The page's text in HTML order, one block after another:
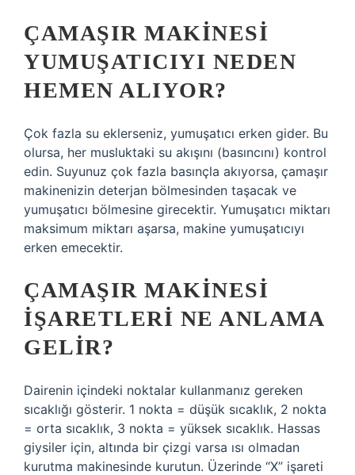
ÇAMAŞIR MAKINESI
YUMUŞATICIYI NEDEN
HEMEN ALIYOR?
Çok fazla su eklerseniz, yumuşatıcı erken gider. Bu
olursa, her musluktaki su akışını (basıncını) kontrol
edin. Suyunuz çok fazla basınçla akıyorsa, çamaşır
makinenizin deterjan bölmesinden taşacak ve
yumuşatıcı bölmesine girecektir. Yumuşatıcı miktarı
maksimum miktarı aşarsa, makine yumuşatıcıyı
erken emecektir.
ÇAMAŞIR MAKINESI
IŞARETLERI NE ANLAMA
GELIR?
Dairenin içindeki noktalar kullanmanız gereken
sıcaklığı gösterir. 1 nokta = düşük sıcaklık, 2 nokta
= orta sıcaklık, 3 nokta = yüksek sıcaklık. Hassas
giysiler için, altında bir çizgi varsa ısı olmadan
kurutma makinesinde kurutun. Üzerinde “X” işareti